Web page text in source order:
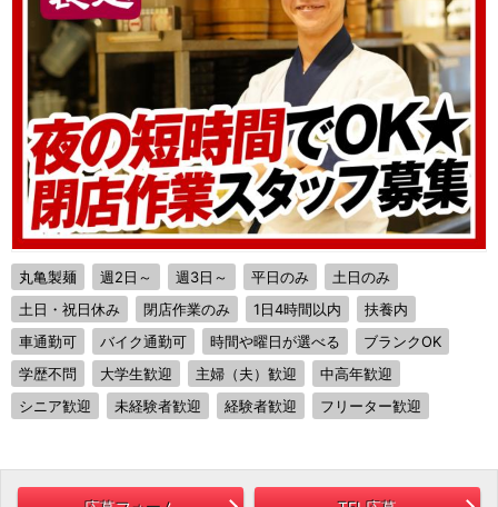
丸亀製麺 週2日～ 週3日～ 平日のみ
土日のみ
土日・祝日休み
閉店作業のみ 1日4時間以内
扶養内
車通勤可
バイク通勤可 時間や曜日が選べる
ブランクOK
学歴不問
大学生歓迎 主婦（夫）歓迎
中高年歓迎
シニア歓迎
未経験者歓迎 経験者歓迎 フリーター歓迎